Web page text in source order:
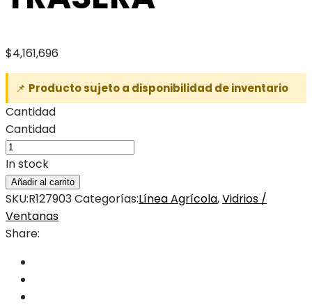
$4,161,696
📌 Producto sujeto a disponibilidad de inventario
Cantidad
Cantidad
In stock
Añadir al carrito
SKU:R127903Categorías:Línea Agrícola,Vidrios /
Ventanas
Share: